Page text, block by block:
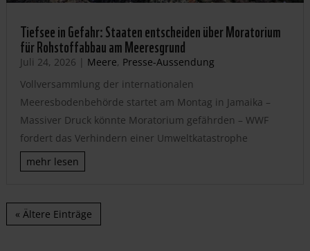
Tiefsee in Gefahr: Staaten entscheiden über Moratorium
für Rohstoffabbau am Meeresgrund
Juli 24, 2026 | Meere, Presse-Aussendung
Vollversammlung der internationalen
Meeresbodenbehörde startet am Montag in Jamaika –
Massiver Druck könnte Moratorium gefährden – WWF
fordert das Verhindern einer Umweltkatastrophe
mehr lesen
« Ältere Einträge